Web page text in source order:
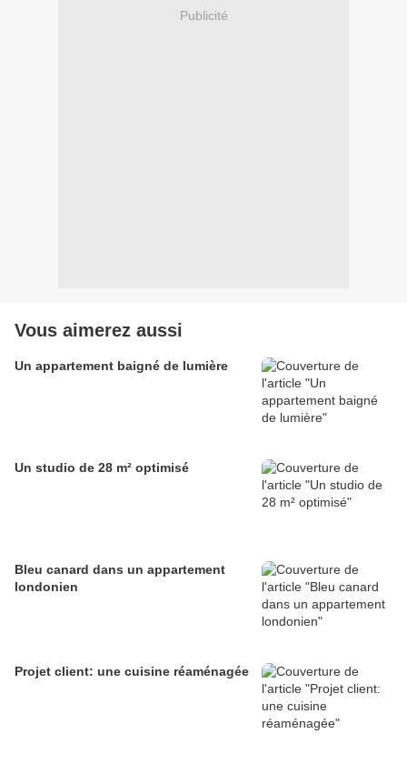
Publicité
Vous aimerez aussi
Un appartement baigné de lumière
Un studio de 28 m² optimisé
Bleu canard dans un appartement
londonien
Projet client: une cuisine réaménagée